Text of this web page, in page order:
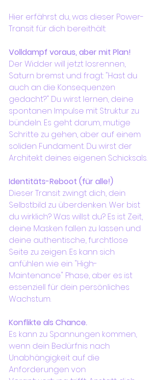
Hier erfährst du, was dieser Power-
Transit für dich bereithält:
Volldampf voraus, aber mit Plan!
Der Widder will jetzt losrennen,
Saturn bremst und fragt: "Hast du
auch an die Konsequenzen
gedacht?" Du wirst lernen, deine
spontanen Impulse mit Struktur zu
bündeln. Es geht darum, mutige
Schritte zu gehen, aber auf einem
soliden Fundament. Du wirst der
Architekt deines eigenen Schicksals.
Identitäts-Reboot (für alle!)
Dieser Transit zwingt dich, dein
Selbstbild zu überdenken. Wer bist
du wirklich? Was willst du? Es ist Zeit,
deine Masken fallen zu lassen und
deine authentische, furchtlose
Seite zu zeigen. Es kann sich
anfühlen wie ein "High-
Maintenance" Phase, aber es ist
essenziell für dein persönliches
Wachstum.
Konflikte als Chance.
Es kann zu Spannungen kommen,
wenn dein Bedürfnis nach
Unabhängigkeit auf die
Anforderungen von